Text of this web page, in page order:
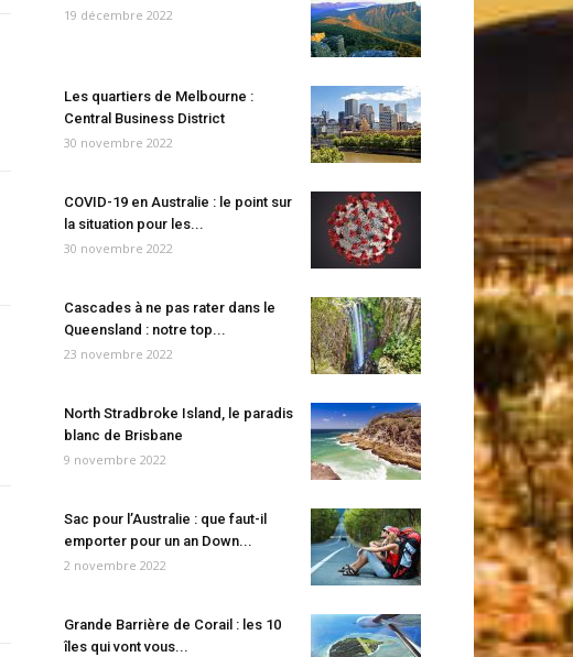
19 décembre 2022
Les quartiers de Melbourne :
Central Business District
30 novembre 2022
COVID-19 en Australie : le point sur
la situation pour les...
30 novembre 2022
Cascades à ne pas rater dans le
Queensland : notre top...
23 novembre 2022
North Stradbroke Island, le paradis
blanc de Brisbane
9 novembre 2022
Sac pour l’Australie : que faut-il
emporter pour un an Down...
2 novembre 2022
Grande Barrière de Corail : les 10
îles qui vont vous...